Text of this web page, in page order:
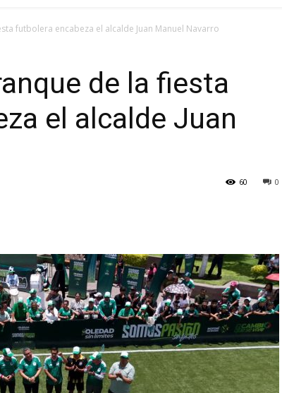
futbolera encabeza el alcalde Juan Manuel Navarro
de la fiesta
el alcalde Juan
0
60